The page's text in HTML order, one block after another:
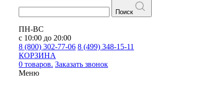
Поиск
ПН-ВС
с 10:00 до 20:00
8 (800) 302-77-06 8 (499) 348-15-11
КОРЗИНА
0 товаров. Заказать звонок
Меню